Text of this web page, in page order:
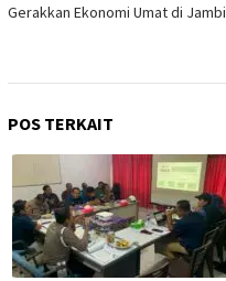
Gerakkan Ekonomi Umat di Jambi
POS TERKAIT